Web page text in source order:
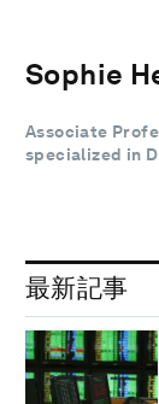
Sophie
Associate
specialized in
最新記事